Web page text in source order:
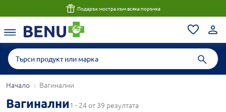
Подарък мостра към всяка поръчка
Начало Вагинални
Вагинални1 - 24 от 39 резултата